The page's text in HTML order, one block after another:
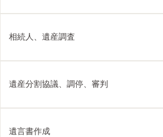
相続人、遺産調査
遺産分割協議、調停、審判
遺言書作成